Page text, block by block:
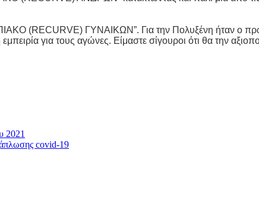
(RECURVE) ΓΥΝΑΙΚΩΝ”. Για την Πολυξένη ήταν ο
για τους αγώνες. Είμαστε σίγουροι ότι θα την
covid-19